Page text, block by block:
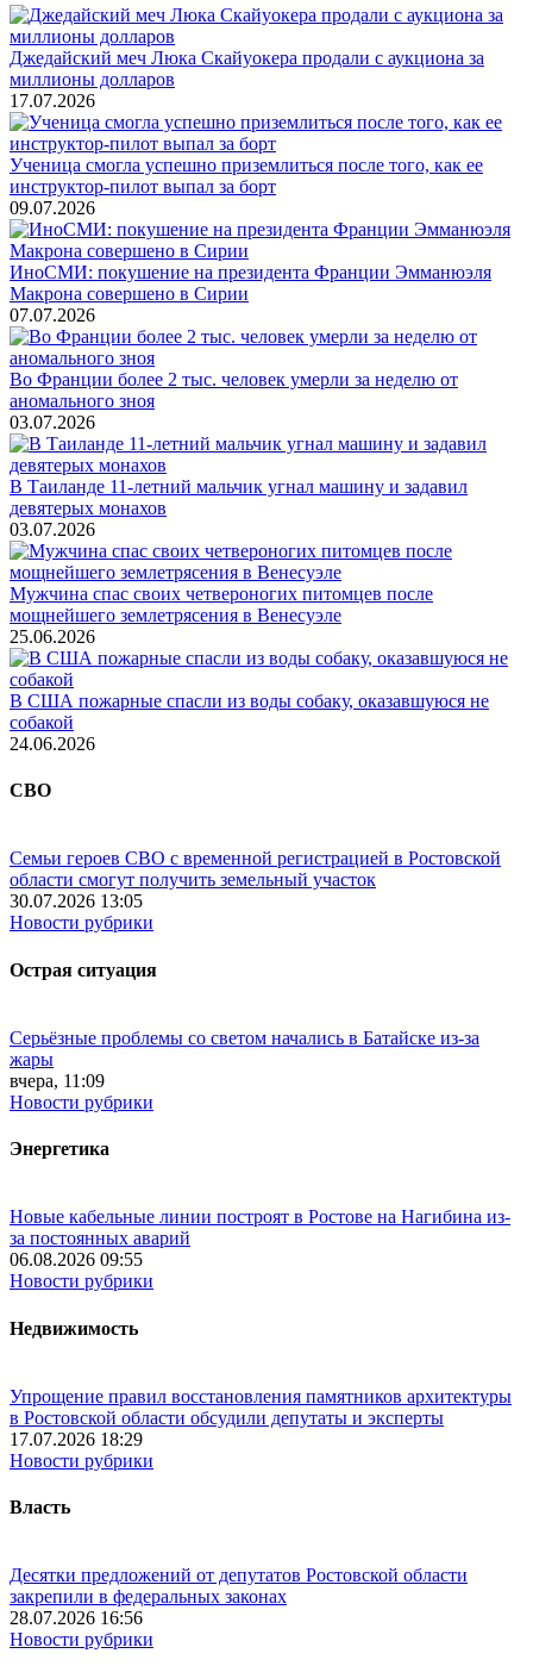
Джедайский меч Люка Скайуокера продали с аукциона за
миллионы долларов
17.07.2026
Ученица смогла успешно приземлиться после того, как ее
инструктор-пилот выпал за борт
09.07.2026
ИноСМИ: покушение на президента Франции Эмманюэля
Макрона совершено в Сирии
07.07.2026
Во Франции более 2 тыс. человек умерли за неделю от
аномального зноя
03.07.2026
В Таиланде 11-летний мальчик угнал машину и задавил
девятерых монахов
03.07.2026
Мужчина спас своих четвероногих питомцев после
мощнейшего землетрясения в Венесуэле
25.06.2026
В США пожарные спасли из воды собаку, оказавшуюся не
собакой
24.06.2026
СВО
Семьи героев СВО с временной регистрацией в Ростовской
области смогут получить земельный участок
30.07.2026 13:05
Новости рубрики
Острая ситуация
Серьёзные проблемы со светом начались в Батайске из-за
жары
вчера, 11:09
Новости рубрики
Энергетика
Новые кабельные линии построят в Ростове на Нагибина из-
за постоянных аварий
06.08.2026 09:55
Новости рубрики
Недвижимость
Упрощение правил восстановления памятников архитектуры
в Ростовской области обсудили депутаты и эксперты
17.07.2026 18:29
Новости рубрики
Власть
Десятки предложений от депутатов Ростовской области
закрепили в федеральных законах
28.07.2026 16:56
Новости рубрики